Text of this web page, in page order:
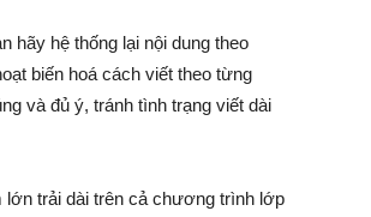
hãy hệ thống lại nội dung theo
biến hoá cách viết theo từng
và đủ ý, tránh tình trạng viết dài
trải dài trên cả chương trình lớp